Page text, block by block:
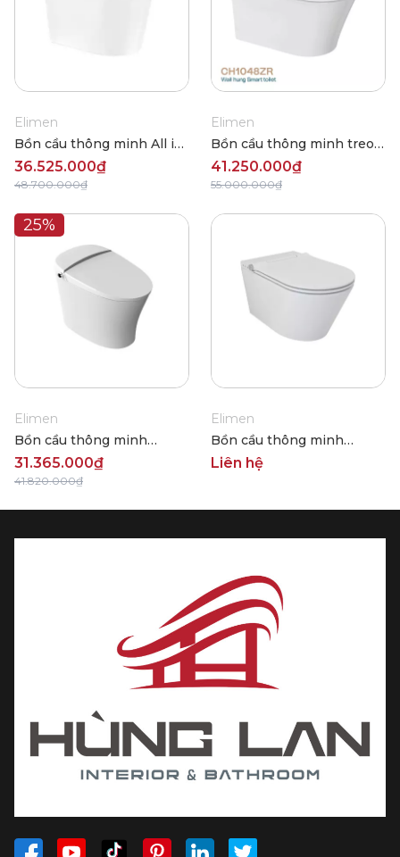
Elimen
Bồn cầu thông minh All in
one Elimen CZ1036B
36.525.000₫
48.700.000₫
Elimen
Bồn cầu thông minh treo
tường All in one Elimen
CH1048ZR
41.250.000₫
55.000.000₫
25%
Elimen
Bồn cầu thông minh
Elimen CZ1029
31.365.000₫
41.820.000₫
Elimen
Bồn cầu thông minh
Elimen CH1088ZR
Liên hệ